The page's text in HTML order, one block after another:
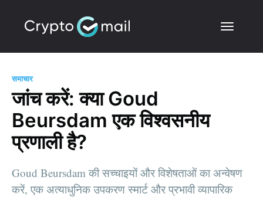
समाचार
जांच करें: क्या Goud
Beursdam एक विश्वसनीय
प्रणाली है?
Goud Beursdam की सच्चाइयों और विशेषताओं का अन्वेषण
करें, एक अत्याधुनिक उपकरण स्मार्ट और प्रभावी व्यापारिक